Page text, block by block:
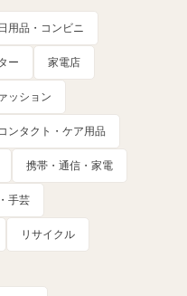
用品・コンビニ
ー 家電店
ッション
ンタクト・ケア用品
携帯・通信・家電
手芸
リサイクル